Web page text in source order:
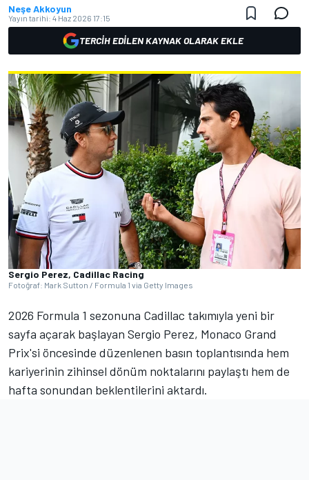
Neşe Akkoyun
Yayın tarihi: 4 Haz 2026 17:15
TERCIH EDILEN KAYNAK OLARAK EKLE
Sergio Perez, Cadillac Racing
Fotoğraf: Mark Sutton / Formula 1 via Getty Images
2026 Formula 1 sezonuna Cadillac takımıyla yeni bir
sayfa açarak başlayan Sergio Perez, Monaco Grand
Prix'si öncesinde düzenlenen basın toplantısında hem
kariyerinin zihinsel dönüm noktalarını paylaştı hem de
hafta sonundan beklentilerini aktardı.